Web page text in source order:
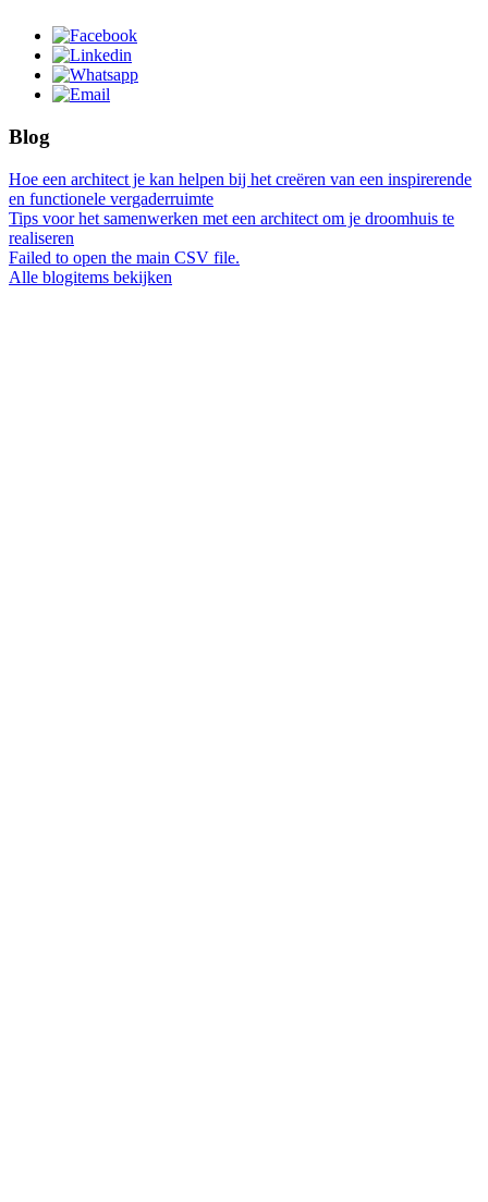
Blog
Hoe een architect je kan helpen bij het creëren van een inspirerende
en functionele vergaderruimte
Tips voor het samenwerken met een architect om je droomhuis te
realiseren
Failed to open the main CSV file.
Alle blogitems bekijken